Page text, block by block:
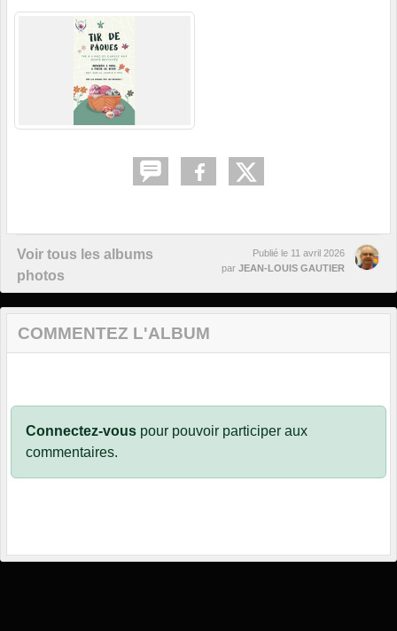
Voir tous les albums
photos
Publié le 11 avril 2026
par JEAN-LOUIS GAUTIER
COMMENTEZ L'ALBUM
Connectez-vous pour pouvoir participer aux
commentaires.